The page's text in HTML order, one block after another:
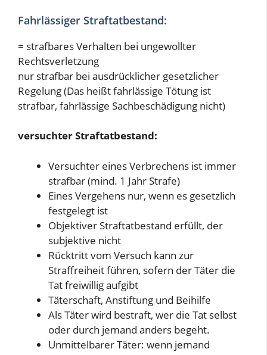
Fahrlässiger Straftatbestand:
= strafbares Verhalten bei ungewollter
Rechtsverletzung
nur strafbar bei ausdrücklicher gesetzlicher
Regelung (Das heißt fahrlässige Tötung ist
strafbar, fahrlässige Sachbeschädigung nicht)
versuchter Straftatbestand:
Versuchter eines Verbrechens ist immer
strafbar (mind. 1 Jahr Strafe)
Eines Vergehens nur, wenn es gesetzlich
festgelegt ist
Objektiver Straftatbestand erfüllt, der
subjektive nicht
Rücktritt vom Versuch kann zur
Straffreiheit führen, sofern der Täter die
Tat freiwillig aufgibt
Täterschaft, Anstiftung und Beihilfe
Als Täter wird bestraft, wer die Tat selbst
oder durch jemand anders begeht.
Unmittelbarer Täter: wenn jemand